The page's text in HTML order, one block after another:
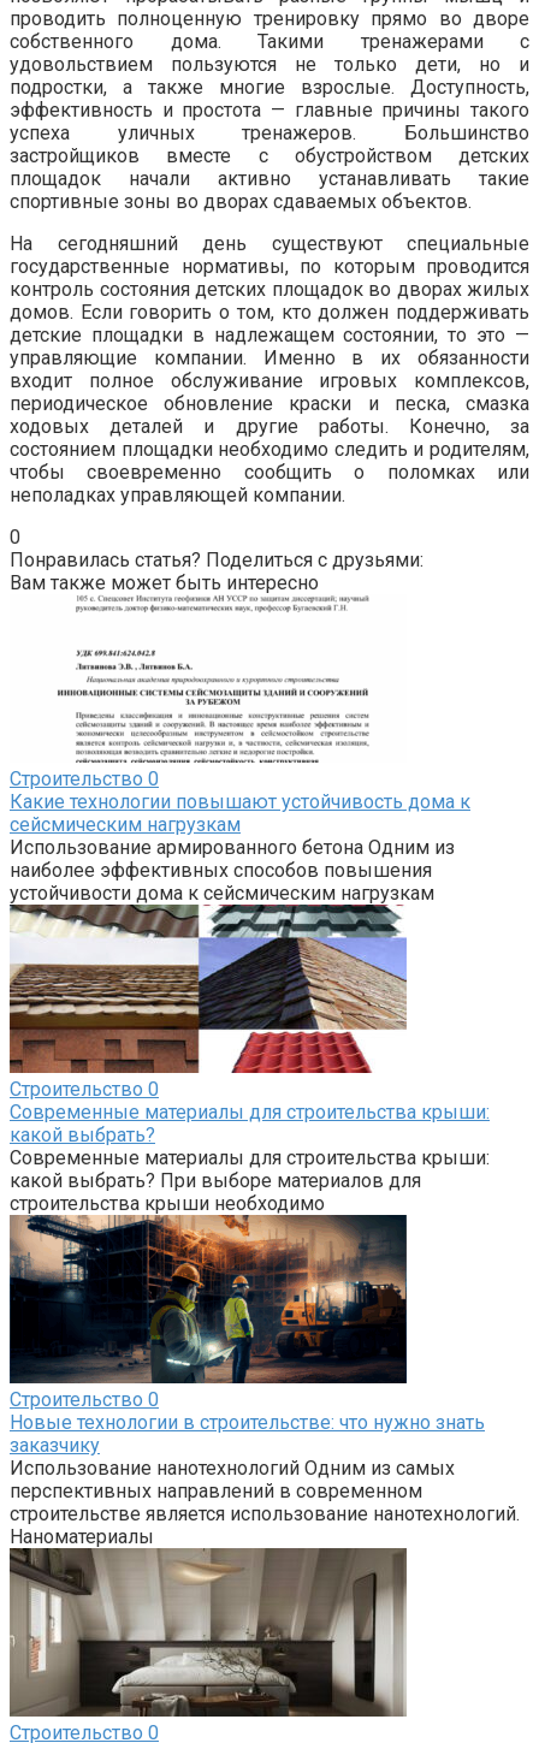
проводить полноценную тренировку прямо во дворе
собственного дома. Такими тренажерами с
удовольствием пользуются не только дети, но и
подростки, а также многие взрослые. Доступность,
эффективность и простота — главные причины такого
успеха уличных тренажеров. Большинство
застройщиков вместе с обустройством детских
площадок начали активно устанавливать такие
спортивные зоны во дворах сдаваемых объектов.
На сегодняшний день существуют специальные
государственные нормативы, по которым проводится
контроль состояния детских площадок во дворах жилых
домов. Если говорить о том, кто должен поддерживать
детские площадки в надлежащем состоянии, то это —
управляющие компании. Именно в их обязанности
входит полное обслуживание игровых комплексов,
периодическое обновление краски и песка, смазка
ходовых деталей и другие работы. Конечно, за
состоянием площадки необходимо следить и родителям,
чтобы своевременно сообщить о поломках или
неполадках управляющей компании.
0
Понравилась статья? Поделиться с друзьями:
Вам также может быть интересно
Строительство 0
Какие технологии повышают устойчивость дома к
сейсмическим нагрузкам
Использование армированного бетона Одним из
наиболее эффективных способов повышения
устойчивости дома к сейсмическим нагрузкам
Строительство 0
Современные материалы для строительства крыши:
какой выбрать?
Современные материалы для строительства крыши:
какой выбрать? При выборе материалов для
строительства крыши необходимо
Строительство 0
Новые технологии в строительстве: что нужно знать
заказчику
Использование нанотехнологий Одним из самых
перспективных направлений в современном
строительстве является использование нанотехнологий.
Наноматериалы
Строительство 0